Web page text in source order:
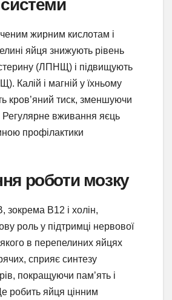
жирним кислотам і
яйця знижують рівень
(ЛПНЩ) і підвищують
Калій і магній у їхньому
кров’яний тиск, зменшуючи
Регулярне вживання яєць
профілактики
роботи мозку
зокрема B12 і холін,
роль у підтримці нервової
в перепелиних яйцях
сприяє синтезу
покращуючи пам’ять і
робить яйця цінним